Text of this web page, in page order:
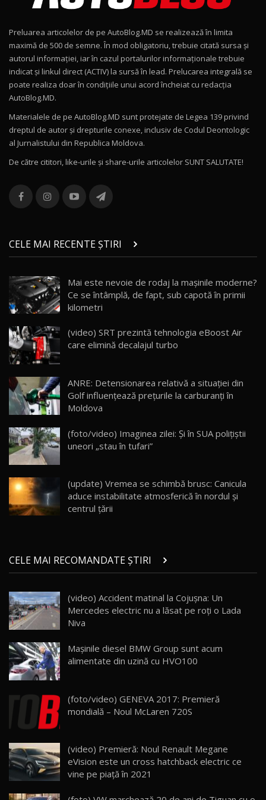
15:22
Mercedes-AMG E 53 HYBRID 4MATIC+ / Test
Drive AutoBlog.MD
16:27
11
Noul Volvo ES90 / Test Drive AutoBlog.MD
12
Noul MG HS / Test Drive AutoBlog.MD
16:48
13
combină aventura cu luxul / AutoBlog.MD
36:08
chinez care face lumea să se întoarcă după el
/ AutoBlog.MD
17:27
15 14:37
16
AutoBlogMD
13:10
17 20:06
Va fi modelul nr.1 BYD în Moldova? BYD Seal U
30:08
AutoBlog.MD
23:36
20
Noul ZEEKR 7X / Test Drive AutoBlog.MD
29:08
21
AutoBlog.MD
16:59
22
Noua Mazda 6e / Test Drive AutoBlog.MD
26:59
23
Lynk & Co 01 / Test Drive AutoBlog.MD
25:19
Van Electric Testat în Moldova / AutoBlog.MD
26:38
25
mai Exclusiv și Puternic Defender Testat în
Moldova
32:21
26
AutoBlog.MD
Preluarea articolelor de pe AutoBlog.MD se realizează în limita
maximă de 500 de semne. În mod obligatoriu, trebuie citată sursa și
autorul informației, iar în cazul portalurilor informaționale trebuie
indicat și linkul direct (ACTIV) la sursă în lead. Prelucarea integrală se
poate realiza doar în condițiile unui acord încheiat cu redacţia
AutoBlog.MD.
Materialele de pe AutoBlog.MD sunt protejate de Legea 139 privind
dreptul de autor și drepturile conexe, inclusiv de Codul Deontologic
al Jurnalistului din Republica Moldova.
De către cititori, like-urile şi share-urile articolelor SUNT SALUTATE!
CELE MAI RECENTE ȘTIRI
Mai este nevoie de rodaj la mașinile moderne?
Ce se întâmplă, de fapt, sub capotă în primii
kilometri
(video) SRT prezintă tehnologia eBoost Air
care elimină decalajul turbo
ANRE: Detensionarea relativă a situației din
Golf influențează prețurile la carburanți în
Moldova
(foto/video) Imaginea zilei: Și în SUA polițiștii
uneori „stau în tufari”
(update) Vremea se schimbă brusc: Canicula
aduce instabilitate atmosferică în nordul și
centrul țării
CELE MAI RECOMANDATE ȘTIRI
(video) Accident matinal la Cojușna: Un
Mercedes electric nu a lăsat pe roți o Lada
Niva
Mașinile diesel BMW Group sunt acum
alimentate din uzină cu HVO100
(foto/video) GENEVA 2017: Premieră
mondială – Noul McLaren 720S
(video) Premieră: Noul Renault Megane
eVision este un cross hatchback electric ce
vine pe piaţă în 2021